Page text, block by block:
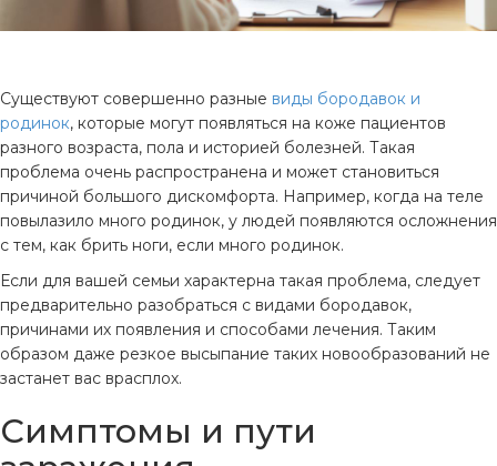
Существуют совершенно разные виды бородавок и
родинок, которые могут появляться на коже пациентов
разного возраста, пола и историей болезней. Такая
проблема очень распространена и может становиться
причиной большого дискомфорта. Например, когда на теле
повылазило много родинок, у людей появляются осложнения
с тем, как брить ноги, если много родинок.
Если для вашей семьи характерна такая проблема, следует
предварительно разобраться с видами бородавок,
причинами их появления и способами лечения. Таким
образом даже резкое высыпание таких новообразований не
застанет вас врасплох.
Симптомы и пути